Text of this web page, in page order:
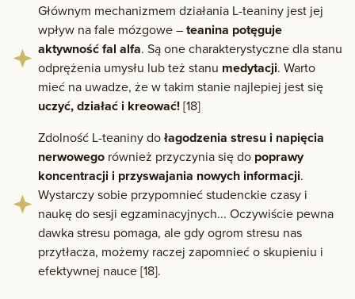
Głównym mechanizmem działania L-teaniny jest jej
wpływ na fale mózgowe –teanina potęguje
aktywność fal alfa. Są one charakterystyczne dla stanu
odprężenia umysłu lub też stanu medytacji. Warto
mieć na uwadze, że w takim stanie najlepiej jest się
uczyć, działać i kreować![18]
Zdolność L-teaniny dołagodzenia stresu i napięcia
nerwowego również przyczynia się do poprawy
koncentracji i przyswajania nowych informacji.
Wystarczy sobie przypomnieć studenckie czasy i
naukę do sesji egzaminacyjnych... Oczywiście pewna
dawka stresu pomaga, ale gdy ogrom stresu nas
przytłacza, możemy raczej zapomnieć o skupieniu i
efektywnej nauce [18].